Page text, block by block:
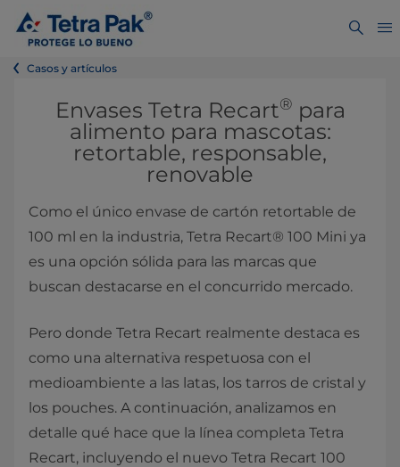
Casos y artículos
Envases Tetra Recart® para
alimento para mascotas:
retortable, responsable,
renovable
Como el único envase de cartón retortable de
100 ml en la industria, Tetra Recart® 100 Mini ya
es una opción sólida para las marcas que
buscan destacarse en el concurrido mercado.
Pero donde Tetra Recart realmente destaca es
como una alternativa respetuosa con el
medioambiente a las latas, los tarros de cristal y
los pouches. A continuación, analizamos en
detalle qué hace que la línea completa Tetra
Recart, incluyendo el nuevo Tetra Recart 100